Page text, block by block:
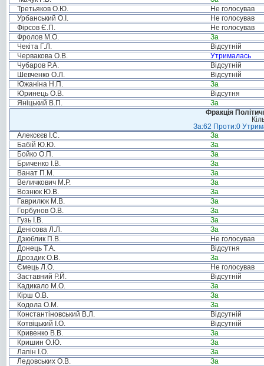
Третьяков О.Ю.
Не голосував
Урбанський О.І.
Не голосував
Фірсов Є.П.
Не голосував
Фролов М.О.
За
Чекіта Г.Л.
Відсутній
Червакова О.В.
Утрималась
Чубаров Р.А.
Відсутній
Шевченко О.Л.
Відсутній
Южаніна Н.П.
За
Юринець О.В.
Відсутня
Яніцький В.П.
За
Фракція
За:62 Проти:0
Алексєєв І.С.
За
Бабій Ю.Ю.
За
Бойко О.П.
За
Бриченко І.В.
За
Ванат П.М.
За
Величкович М.Р.
За
Вознюк Ю.В.
За
Гаврилюк М.В.
За
Горбунов О.В.
За
Гузь І.В.
За
Денісова Л.Л.
За
Дзюблик П.В.
Не голосував
Донець Т.А.
Відсутня
Дроздик О.В.
За
Ємець Л.О.
Не голосував
Заставний Р.Й.
Відсутній
Кадикало М.О.
За
Кірш О.В.
За
Кодола О.М.
За
Константіновський В.Л.
Відсутній
Котвіцький І.О.
Відсутній
Кривенко В.В.
За
Кришин О.Ю.
За
Лапін І.О.
За
Ледовських О.В.
За